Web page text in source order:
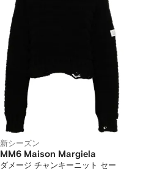
新シーズン
MM6 Maison Margiela
ダメージ チャンキーニット セー